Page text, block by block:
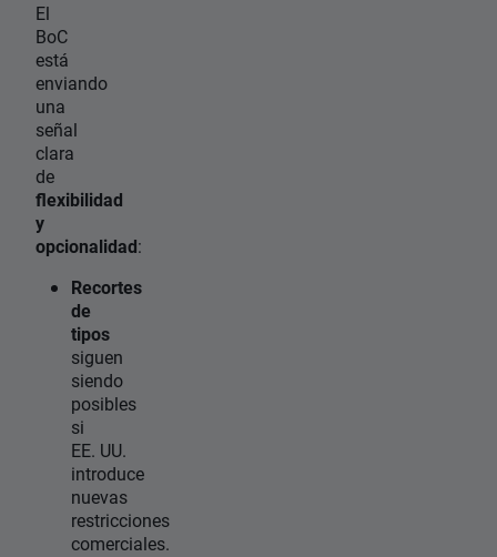
El
BoC
está
enviando
una
señal
clara
de
flexibilidad
y
opcionalidad:
Recortes
de
tipos
siguen
siendo
posibles
si
EE. UU.
introduce
nuevas
restricciones
comerciales.